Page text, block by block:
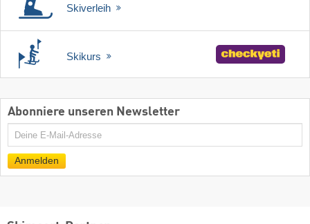
Skiverleih
Skikurs
Abonniere unseren Newsletter
E-
Anmelden